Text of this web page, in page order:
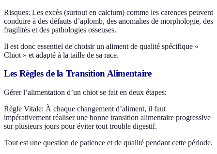
Risques: Les excès (surtout en calcium) comme les carences peuvent
conduire à des défauts d’aplomb, des anomalies de morphologie, des
fragilités et des pathologies osseuses.
Il est donc essentiel de choisir un aliment de qualité spécifique «
Chiot » et adapté à la taille de sa race.
Les Règles de la Transition Alimentaire
Gérer l’alimentation d’un chiot se fait en deux étapes:
Règle Vitale: À chaque changement d’aliment, il faut
impérativement réaliser une bonne transition alimentaire progressive
sur plusieurs jours pour éviter tout trouble digestif.
Tout est une question de patience et de qualité pendant cette période.